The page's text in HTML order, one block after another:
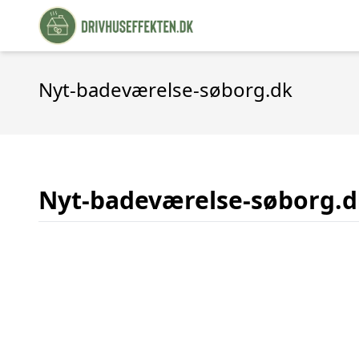
Nyt-badeværelse-søborg.dk
Nyt-badeværelse-